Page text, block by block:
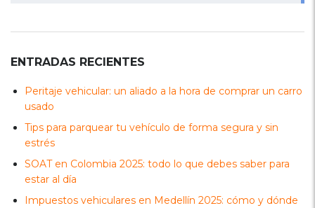
ENTRADAS RECIENTES
Peritaje vehicular: un aliado a la hora de comprar un carro
usado
Tips para parquear tu vehículo de forma segura y sin
estrés
SOAT en Colombia 2025: todo lo que debes saber para
estar al día
Impuestos vehiculares en Medellín 2025: cómo y dónde